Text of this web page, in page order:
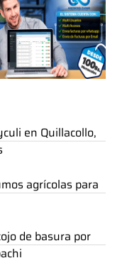
en Quillacollo,
agrícolas para
de basura por